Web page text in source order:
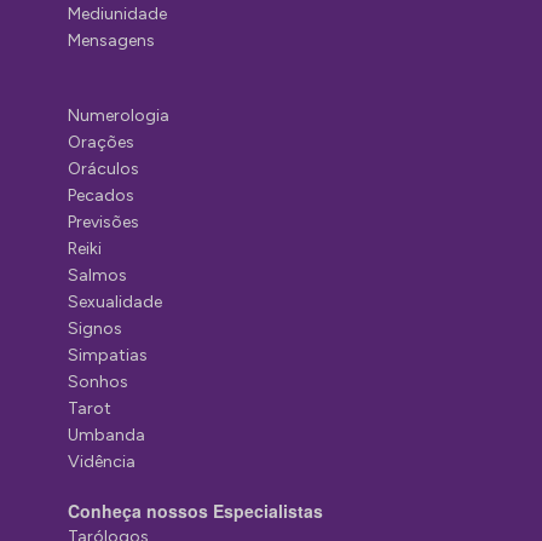
Mediunidade
Mensagens
Numerologia
Orações
Oráculos
Pecados
Previsões
Reiki
Salmos
Sexualidade
Signos
Simpatias
Sonhos
Tarot
Umbanda
Vidência
Conheça nossos Especialistas